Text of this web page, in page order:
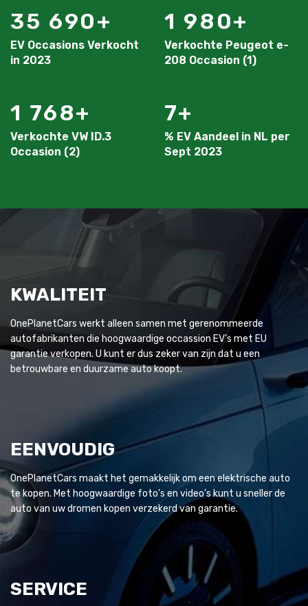
35 690
EV Occasions Verkocht
in 2023
1 980
Verkochte Peugeot e-
208 Occasion (1)
1 768
Verkochte VW ID.3
Occasion (2)
7
% EV Aandeel in NL per
Sept 2023
KWALITEIT
OnePlanetCars werkt alleen samen met gerenommeerde
autofabrikanten die hoogwaardige occassion EV’s met EU
garantie verkopen. U kunt er dus zeker van zijn dat u een
betrouwbare en duurzame auto koopt.
EENVOUDIG
OnePlanetCars maakt het gemakkelijk om een elektrische auto
te kopen. Met hoogwaardige foto’s en video’s kunt u sneller de
auto van uw dromen kopen verzekerd van garantie.
SERVICE